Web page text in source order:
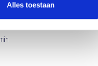
Alles toestaan